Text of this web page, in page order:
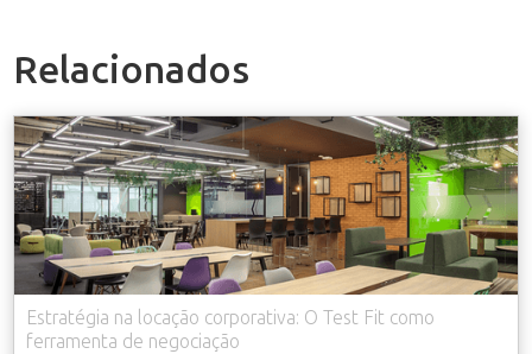
Relacionados
Estratégia na locação corporativa: O Test Fit como
ferramenta de negociação